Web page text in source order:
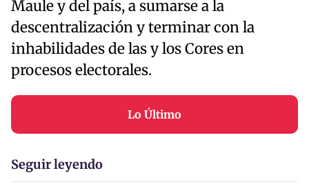
Maule y del país, a sumarse a la
descentralización y terminar con la
inhabilidades de las y los Cores en
procesos electorales.
Lo Último
Seguir leyendo